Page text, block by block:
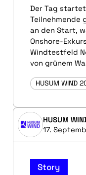
Der Tag
Teilnehmende
an den Start,
Onshore-
Windtestfeld
von grünem
HUSUM WIND
HUSUM
17.
Story